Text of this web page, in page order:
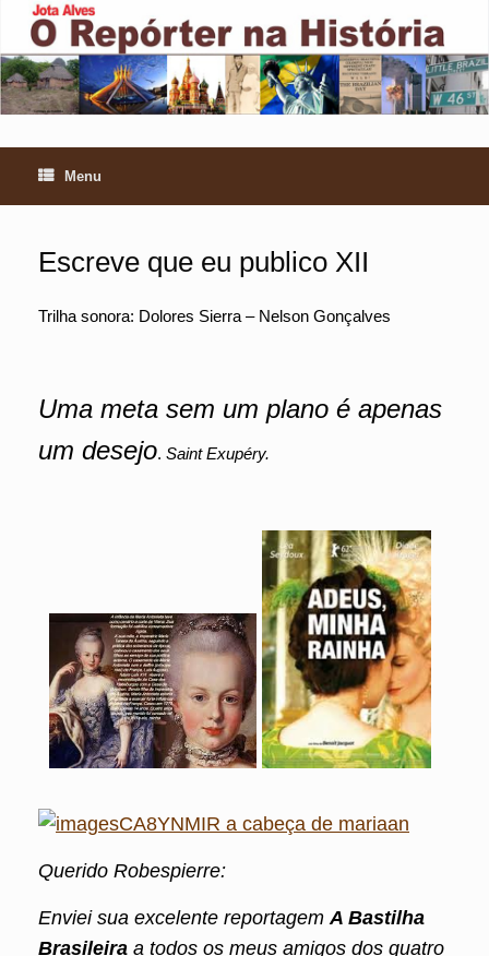
content
Menu
Escreve que eu publico XII
Trilha sonora: Dolores Sierra – Nelson Gonçalves
Uma meta sem um plano é apenas
um desejo. Saint Exupéry.
Querido Robespierre:
Enviei sua excelente reportagem A Bastilha
Brasileira a todos os meus amigos dos quatro